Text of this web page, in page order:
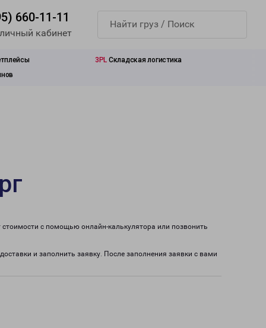
660-11-11
кабинет
3PL Складская логистика
с помощью онлайн-калькулятора или позвонить
и заполнить заявку. После заполнения заявки с вами